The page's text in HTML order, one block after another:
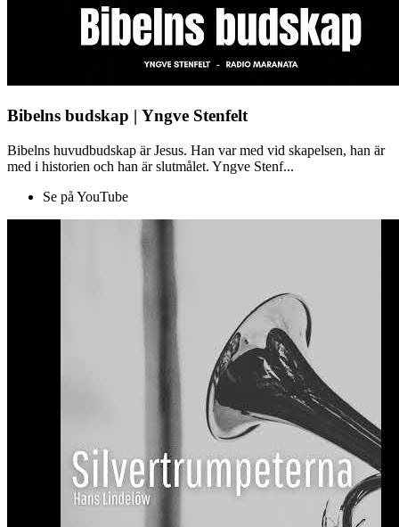
Bibelns budskap | Yngve Stenfelt
Bibelns huvudbudskap är Jesus. Han var med vid skapelsen, han är
med i historien och han är slutmålet. Yngve Stenf...
Se på YouTube